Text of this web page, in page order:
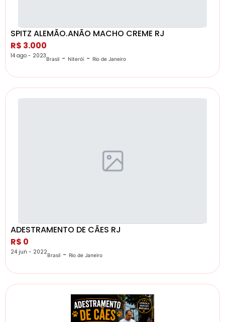
SPITZ ALEMÃO.ANÃO MACHO CREME RJ
R$ 3.000
14 ago - 2023Brasil - Niterói - Rio de Janeiro
ADESTRAMENTO DE CÃES RJ
R$ 0
24 jun - 2022Brasil - Rio de Janeiro